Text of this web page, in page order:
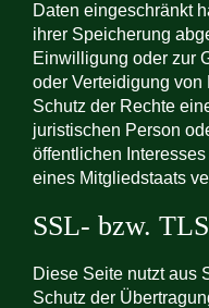
Daten eingeschränkt
ihrer Speicherung
Einwilligung oder zur
oder Verteidigung
Schutz der Rechte
juristischen Person
öffentlichen
eines Mitgliedstaats
SSL- bzw.
Diese Seite nutzt aus
Schutz der